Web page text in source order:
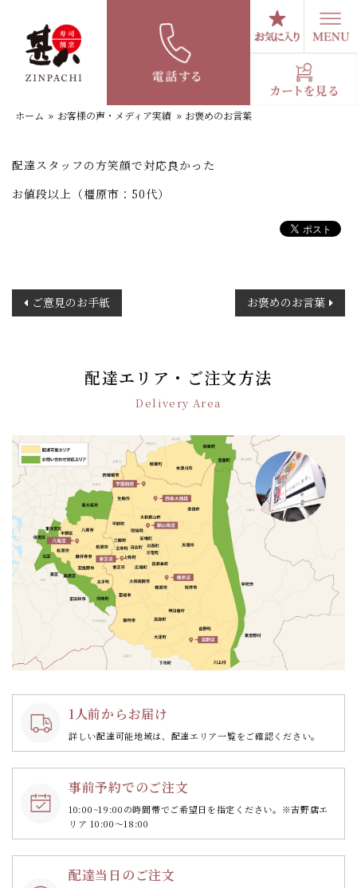
お褒めのお言葉
ホーム » お客様の声・メディア実績 » お褒めのお言葉
配達スタッフの方笑顔で対応良かった
お値段以上（橿原市：50代）
稿
ン
ご意見のお手紙 お褒めのお言葉
配達エリア・ご注文方法
Delivery Area
1人前からお届け
詳しい配達可能地域は、配達エリア一覧をご確認ください。
事前予約でのご注文
10:00~19:00の時間帯でご希望日を指定ください。 ※吉野店エ
リア 10:00～18:00
配達当日のご注文